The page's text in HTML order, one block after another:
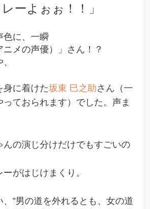
ーよぉぉ！！」
色に、一瞬
ニメの声優）」さん！？
身に着けた坂東 巳之助さん（一
ておられます）でした。声ま
んの演じ分けだけでもすごいの
がはじけまくり。
”男の道を外れるとも、女の道